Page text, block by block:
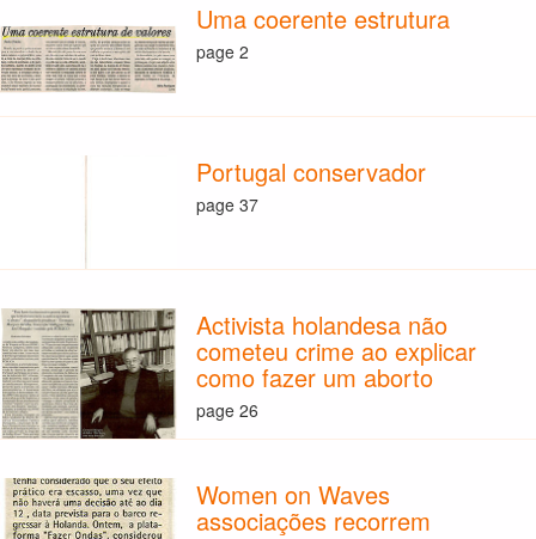
Uma coerente estrutura
page 2
Portugal conservador
page 37
Activista holandesa não
cometeu crime ao explicar
como fazer um aborto
page 26
Women on Waves
associações recorrem